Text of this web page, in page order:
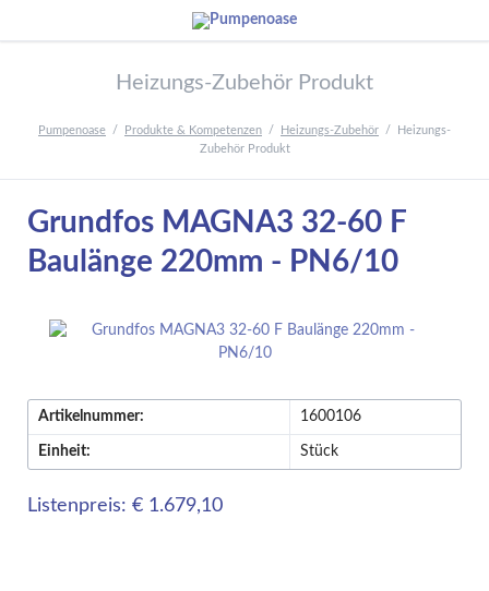
Heizungs-Zubehör Produkt
Pumpenoase Produkte & Kompetenzen Heizungs-Zubehör
Heizungs-
Zubehör Produkt
Grundfos MAGNA3 32-60 F
Baulänge 220mm - PN6/10
Artikelnummer: 1600106
Einheit: Stück
Listenpreis: € 1.679,10